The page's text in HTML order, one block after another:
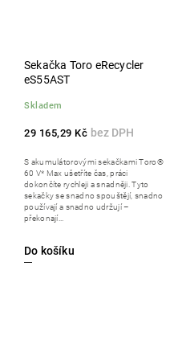
Sekačka Toro eRecycler
eS55AST
Skladem
29 165,29 Kč
Do košíku
S akumulátorovými sekačkami Toro®
60 V* Max ušetříte čas, práci
dokončíte rychleji a snadněji. Tyto
sekačky se snadno spouštějí, snadno
používají a snadno udržují –
překonají...